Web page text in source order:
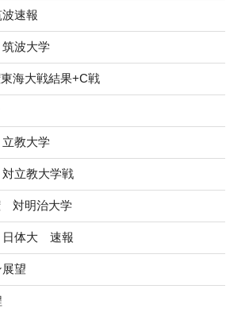
速報
波大学
海大戦結果+C戦
教大学
立教大学戦
対明治大学
日体大 速報
望